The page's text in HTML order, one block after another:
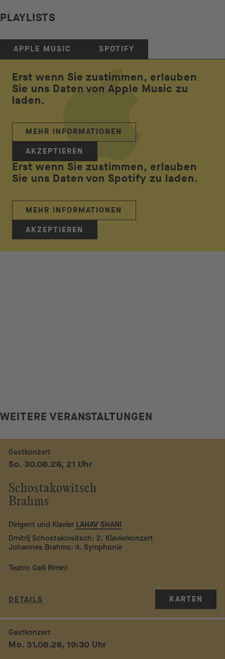
PLAYLISTS
APPLE MUSIC SPOTIFY
Erst wenn Sie zustimmen, erlauben
Sie uns Daten von Apple Music zu
laden.
MEHR INFORMATIONEN
AKZEPTIEREN
Erst wenn Sie zustimmen, erlauben
Sie uns Daten von Spotify zu laden.
MEHR INFORMATIONEN
AKZEPTIEREN
WEITERE VERANSTALTUNGEN
Schostakowitsch
Brahms
Gastkonzert
So. 30.08.26, 21 Uhr
Dirigent und Klavier LAHAV SHANI
Dmitrij Schostakowitsch: 2. Klavierkonzert
Johannes Brahms: 4. Symphonie
Teatro Galli Rimini
DETAILS KARTEN
Gastkonzert
Mo. 31.08.26, 19:30 Uhr